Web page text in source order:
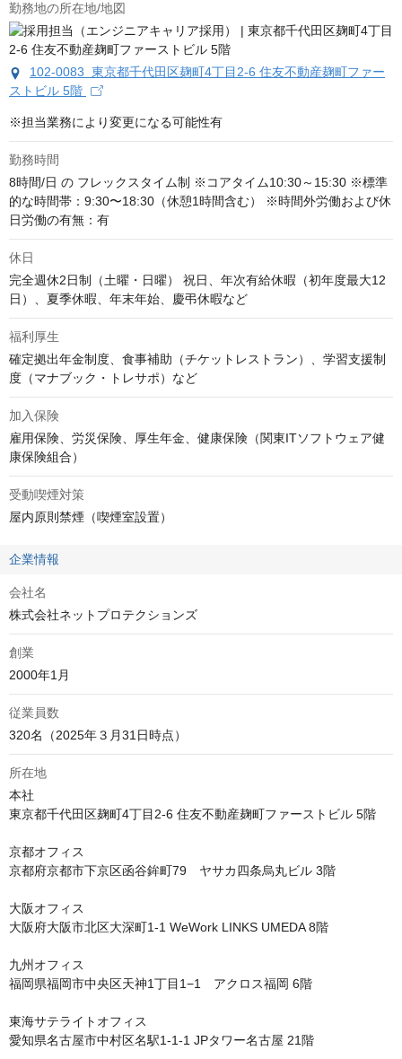
勤務地の所在地/地図
102-0083 東京都千代田区麹町4丁目2-6 住友不動産麹町ファー
ストビル 5階
※担当業務により変更になる可能性有
勤務時間
8時間/日 の フレックスタイム制 ※コアタイム10:30～15:30 ※標準
的な時間帯：9:30〜18:30（休憩1時間含む） ※時間外労働および休
日労働の有無：有
休日
完全週休2日制（土曜・日曜） 祝日、年次有給休暇（初年度最大12
日）、夏季休暇、年末年始、慶弔休暇など
福利厚生
確定拠出年金制度、食事補助（チケットレストラン）、学習支援制
度（マナブック・トレサポ）など
加入保険
雇用保険、労災保険、厚生年金、健康保険（関東ITソフトウェア健
康保険組合）
受動喫煙対策
屋内原則禁煙（喫煙室設置）
企業情報
会社名
株式会社ネットプロテクションズ
創業
2000年1月
従業員数
320名（2025年３月31日時点）
所在地
本社
東京都千代田区麹町4丁目2-6 住友不動産麹町ファーストビル 5階
京都オフィス
京都府京都市下京区函谷鉾町79　ヤサカ四条烏丸ビル 3階
大阪オフィス
大阪府大阪市北区大深町1-1 WeWork LINKS UMEDA 8階
九州オフィス
福岡県福岡市中央区天神1丁目1−1　アクロス福岡 6階
東海サテライトオフィス
愛知県名古屋市中村区名駅1-1-1 JPタワー名古屋 21階